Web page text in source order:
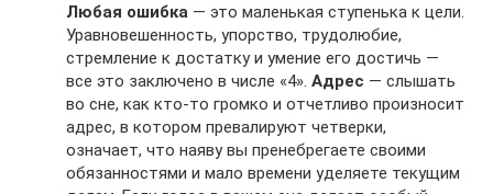
Любая ошибка — это маленькая ступенька к цели.
Уравновешенность, упорство, трудолюбие,
стремление к достатку и умение его достичь —
все это заключено в числе «4». Адрес — слышать
во сне, как кто-то громко и отчетливо произносит
адрес, в котором превалируют четверки,
означает, что наяву вы пренебрегаете своими
обязанностями и мало времени уделяете текущим